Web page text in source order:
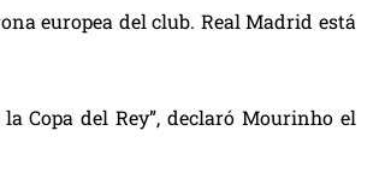
europea del club. Real Madrid está
Copa del Rey”, declaró Mourinho el